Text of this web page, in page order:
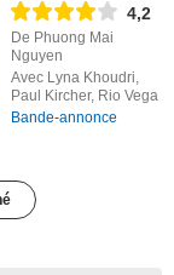
4,2
De Phuong Mai
Nguyen
Avec Lyna Khoudri,
Paul Kircher, Rio Vega
Bande-annonce